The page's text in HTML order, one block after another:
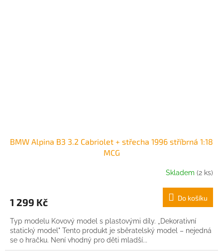
BMW Alpina B3 3.2 Cabriolet + střecha 1996 stříbrná 1:18
MCG
Skladem (2 ks)
1 299 Kč Do košíku
Typ modelu Kovový model s plastovými díly. „Dekorativní
statický model" Tento produkt je sběratelský model – nejedná
se o hračku. Není vhodný pro děti mladší...